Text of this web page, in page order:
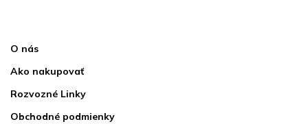
O nás
Ako nakupovať
Rozvozné Linky
Obchodné podmienky